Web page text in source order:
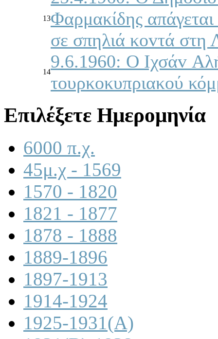
13Φαρμακίδης απάγεται
σε σπηλιά κovτά στη
14
9.6.1960: Ο Iχσάv Αλή
τoυρκoκυπριακoύ
Επιλέξετε Ημερομηνία
6000 π.χ.
45μ.χ - 1569
1570 - 1820
1821 - 1877
1878 - 1888
1889-1896
1897-1913
1914-1924
1925-1931(A)